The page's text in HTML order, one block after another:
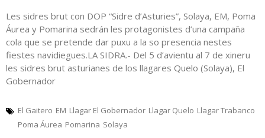
Les sidres brut con DOP “Sidre d’Asturies”, Solaya, EM, Poma
Áurea y Pomarina sedrán les protagonistes d’una campaña
cola que se pretende dar puxu a la so presencia nestes
fiestes navidiegues.LA SIDRA.- Del 5 d’avientu al 7 de xineru
les sidres brut asturianes de los llagares Quelo (Solaya), El
Gobernador
El Gaitero EM Llagar El Gobernador Llagar Quelo Llagar Trabanco
Poma Áurea Pomarina Solaya